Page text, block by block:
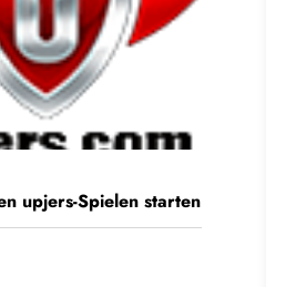
upjers-Spielen starten